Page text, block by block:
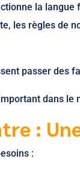
la
les règles de
passer des
dans le
:
: